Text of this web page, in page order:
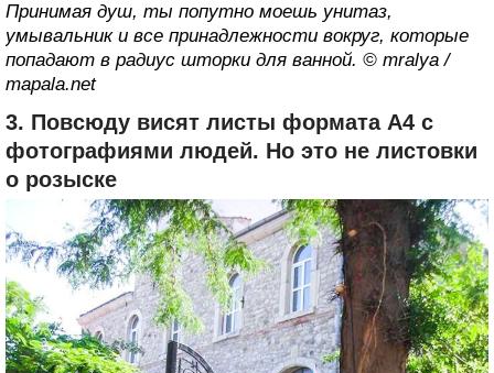
Принимая душ, ты попутно моешь унитаз,
умывальник и все принадлежности вокруг, которые
попадают в радиус шторки для ванной. © mralya /
mapala.net
3. Повсюду висят листы формата A4 с
фотографиями людей. Но это не листовки
о розыске